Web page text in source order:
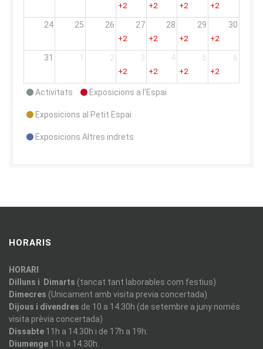
+2 +2 +2 +2
24 25 26 27 28 29 30
+2 +2 +2 +2
31 1 2 3 4 5 6
+2 +2 +2 +2
Activitats Exposicions a l'Espai
Exposicions al Petit Espai
Exposicions Altres indrets
HORARIS
HORARI
Dilluns i Dimarts (tancat tant laborables com festius)
Dimecres (Unicament amb visita previa concertada)
Dijous i divendres de 10 a 14.30h (de setembre a juny només
visita prèvia concertada)
Dissabte 11h a 14.30h i de 17h a 19h.
Diumenge 11h a 14.30h.